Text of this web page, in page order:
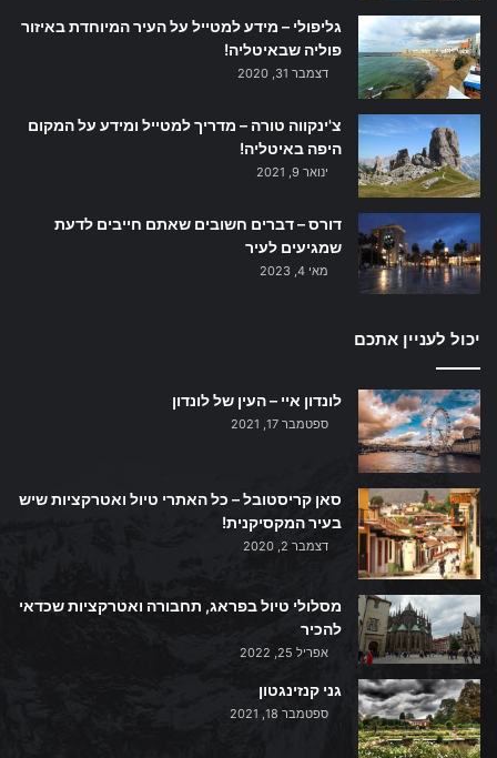
גליפולי – מידע למטייל על העיר המיוחדת באיזור
פוליה שבאיטליה!
דצמבר 31, 2020
צ'ינקווה טורה – מדריך למטייל ומידע על המקום
היפה באיטליה!
ינואר 9, 2021
דורס – דברים חשובים שאתם חייבים לדעת
שמגיעים לעיר
מאי 4, 2023
יכול לעניין אתכם
לונדון איי – העין של לונדון
ספטמבר 17, 2021
סאן קריסטובל – כל האתרי טיול ואטרקציות שיש
בעיר המקסיקנית!
דצמבר 2, 2020
מסלולי טיול בפראג, תחבורה ואטרקציות שכדאי
להכיר
אפריל 25, 2022
גני קנזינגטון
ספטמבר 18, 2021